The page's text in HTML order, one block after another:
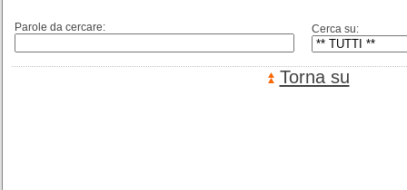
Parole da cercare: Cerca su:
Torna su